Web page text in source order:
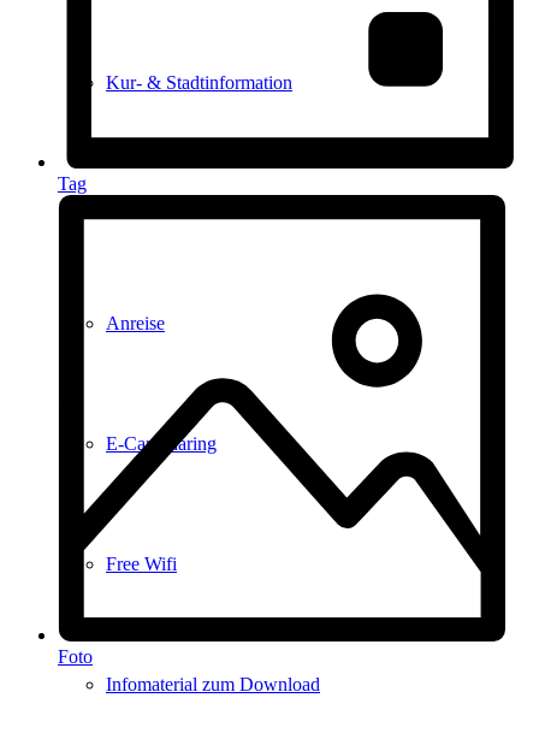
Kur- & Stadtinformation
Anreise
E-Car-Sharing
Free Wifi
Infomaterial zum Download
Tag
Foto